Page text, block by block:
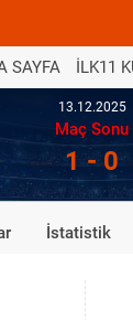
SAYFA İLK11
13.12.2025
Maç Sonu
1 - 0
İstatistik